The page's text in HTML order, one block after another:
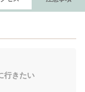
きたい